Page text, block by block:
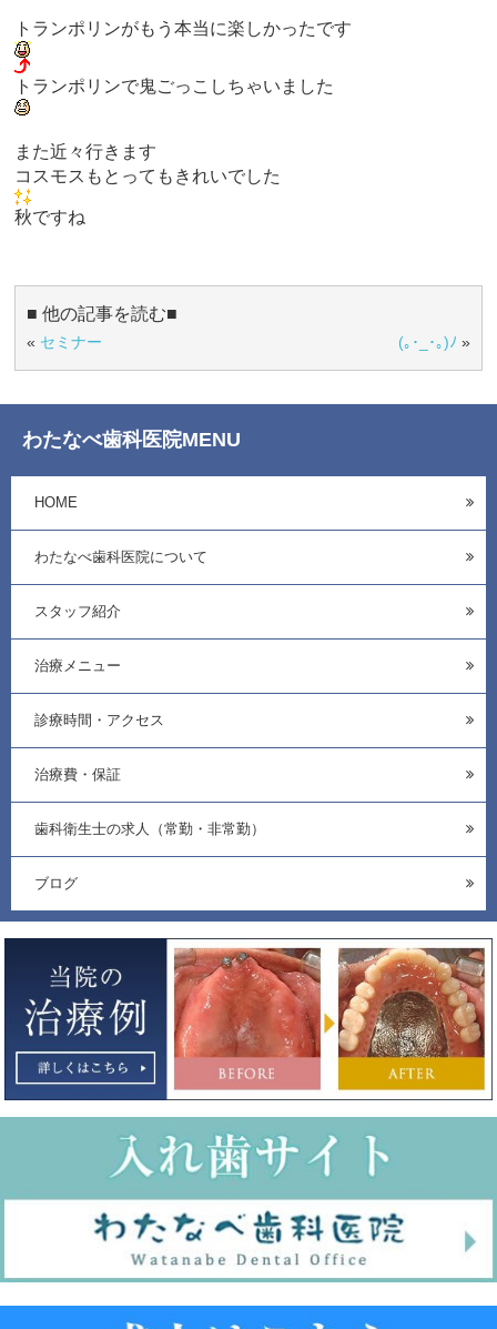
トランポリンがもう本当に楽しかったです
トランポリンで鬼ごっこしちゃいました
また近々行きます
コスモスもとってもきれいでした
秋ですね
■ 他の記事を読む■
« セミナー (｡･_･｡)ﾉ »
わたなべ歯科医院MENU
HOME
わたなべ歯科医院について
スタッフ紹介
治療メニュー
診療時間・アクセス
治療費・保証
歯科衛生士の求人（常勤・非常勤）
ブログ